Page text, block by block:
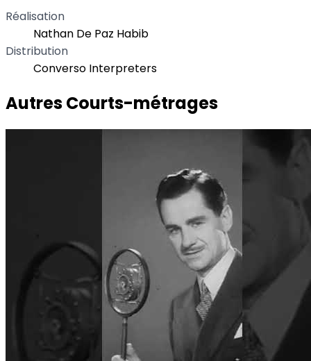
Réalisation
Nathan De Paz Habib
Distribution
Converso Interpreters
Autres Courts-métrages